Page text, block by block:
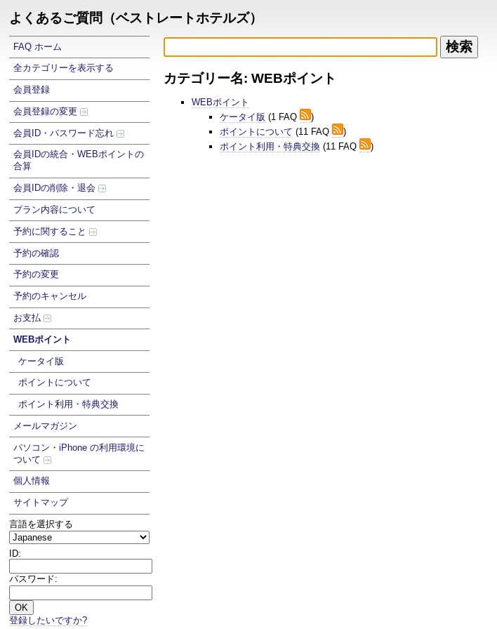
よくあるご質問（ベストレートホテルズ）
FAQ ホーム
全カテゴリーを表示する
会員登録
会員登録の変更
会員ID・パスワード忘れ
会員IDの統合・WEBポイントの
合算
会員IDの削除・退会
プラン内容について
予約に関すること
予約の確認
予約の変更
予約のキャンセル
お支払
WEBポイント
ケータイ版
ポイントについて
ポイント利用・特典交換
メールマガジン
パソコン・iPhone の利用環境に
ついて
個人情報
サイトマップ
言語を選択する
ID:
パスワード:
登録したいですか?
カテゴリー名: WEBポイント
WEBポイント
ケータイ版 (1 FAQ
)
ポイントについて (11 FAQ
)
ポイント利用・特典交換(11 FAQ )